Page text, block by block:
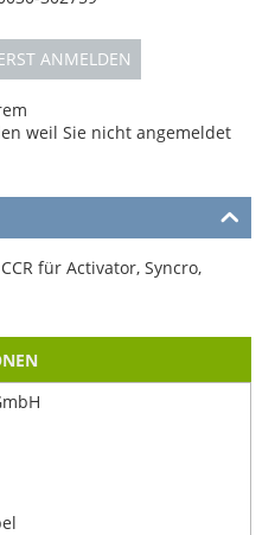
ANMELDEN
weil Sie nicht angemeldet
für Activator, Syncro,